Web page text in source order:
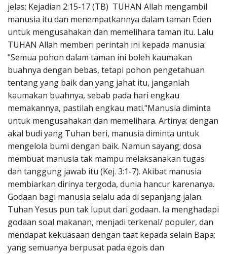
jelas; Kejadian 2:15-17 (TB) TUHAN Allah mengambil
manusia itu dan menempatkannya dalam taman Eden
untuk mengusahakan dan memelihara taman itu. Lalu
TUHAN Allah memberi perintah ini kepada manusia:
"Semua pohon dalam taman ini boleh kaumakan
buahnya dengan bebas, tetapi pohon pengetahuan
tentang yang baik dan yang jahat itu, janganlah
kaumakan buahnya, sebab pada hari engkau
memakannya, pastilah engkau mati."Manusia diminta
untuk mengusahakan dan memelihara. Artinya: dengan
akal budi yang Tuhan beri, manusia diminta untuk
mengelola bumi dengan baik. Namun sayang; dosa
membuat manusia tak mampu melaksanakan tugas
dan tanggung jawab itu (Kej. 3:1-7). Akibat manusia
membiarkan dirinya tergoda, dunia hancur karenanya.
Godaan bagi manusia selalu ada di sepanjang jalan.
Tuhan Yesus pun tak luput dari godaan. Ia menghadapi
godaan soal makanan, menjadi terkenal/ populer, dan
mendapat kekuasaan dengan taat kepada selain Bapa;
yang semuanya berpusat pada egois dan